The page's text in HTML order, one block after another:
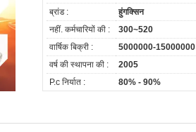
ब्रांड :
हुंगक्सिन
नहीं. कर्मचारियों की :
300~520
वार्षिक बिक्री :
5000000-15000000
वर्ष की स्थापना की :
2005
P.c निर्यात :
80% - 90%